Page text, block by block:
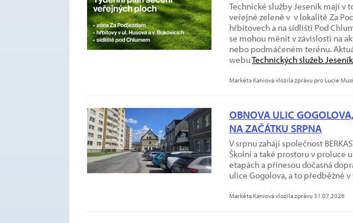
Technické služby Jeseník mají v
veřejné zeleně v v lokalitě Za
hřbitovech a na sídlišti Pod
se mohou měnit v závislosti na
nebo podmáčeném terénu.
webuTechnických služeb
Markéta Kaniová vlozila zprávu pro Lucie
OBNOVA ULIC
NA ZAČÁTKU SRPNA
V srpnu zahájí společnost
Školní a také prostoru v proluce
etapách a přinesou dočasná
ulice Gogolova, a to předběžně
Markéta Kaniová vlozila zprávu 31.07.2026